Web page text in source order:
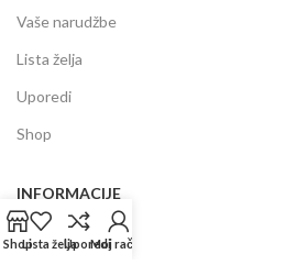
Vaše narudžbe
Lista želja
Uporedi
Shop
INFORMACIJE
Prodajni centar
ShopLista željaUporediMoj račun